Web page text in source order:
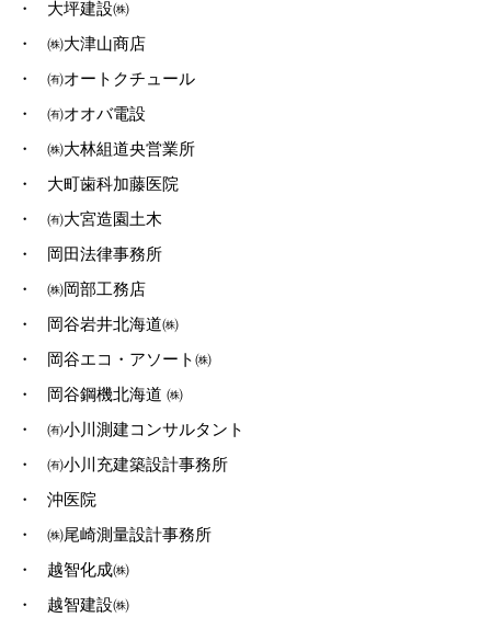
・
大坪建設㈱
・
㈱大津山商店
・
㈲オートクチュール
・
㈲オオバ電設
・
㈱大林組道央営業所
・
大町歯科加藤医院
・
㈲大宮造園土木
・
岡田法律事務所
・
㈱岡部工務店
・
岡谷岩井北海道㈱
・
岡谷エコ・アソート㈱
・
岡谷鋼機北海道 ㈱
・
㈲小川測建コンサルタント
・
㈲小川充建築設計事務所
・
沖医院
・
㈱尾崎測量設計事務所
・
越智化成㈱
・
越智建設㈱